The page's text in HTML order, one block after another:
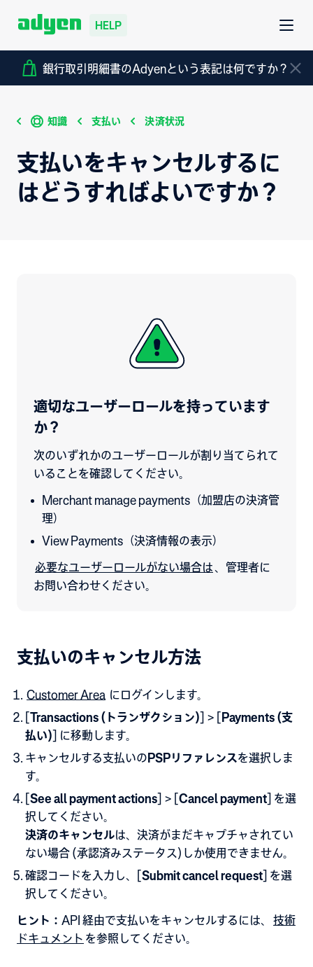
HELP
銀行取引明細書のAdyenという表記は何ですか？
知識 支払い 決済状況
支払いをキャンセルするに
はどうすればよいですか？
適切なユーザーロールを持っています
か？
次のいずれかのユーザーロールが割り当てられて
いることを確認してください。
Merchant manage payments（加盟店の決済管
理）
View Payments（決済情報の表示）
必要なユーザーロールがない場合は、管理者に
お問い合わせください。
支払いのキャンセル方法
Customer Area にログインします。
Transactions (トランザクション) >
Payments (支
払い)
に移動します。
キャンセルする支払いの PSPリファレンスを選択しま
す。
See all payment actions ] > [ Cancel payment ] を選
択してください。
決済のキャンセルは、決済がまだキャプチャされてい
ない場合 (承認済みステータス)しか使用できません。
確認コードを入力し、[ Submit cancel request ] を選
択してください。
ヒント： API 経由で支払いをキャンセルするには、
技術
ドキュメント を参照してください。